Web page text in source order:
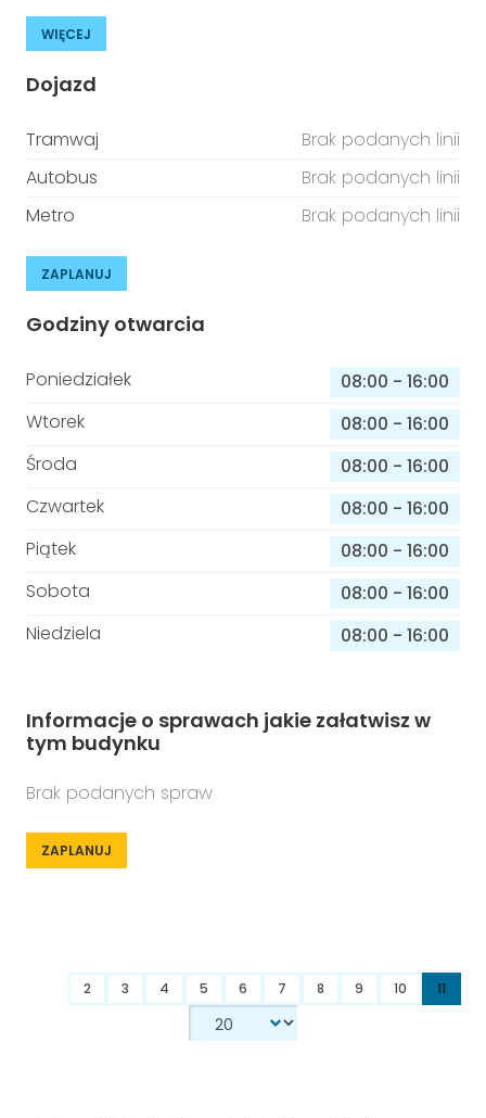
WIĘCEJ
Dojazd
Tramwaj
Brak podanych linii
Autobus
Brak podanych linii
Metro
Brak podanych linii
ZAPLANUJ
Godziny otwarcia
Poniedziałek 08:00 - 16:00
Wtorek
08:00 - 16:00
Środa
08:00 - 16:00
Czwartek
08:00 - 16:00
Piątek
08:00 - 16:00
Sobota
08:00 - 16:00
Niedziela
08:00 - 16:00
Informacje o sprawach jakie załatwisz w
tym budynku
Brak podanych spraw
ZAPLANUJ
2 3 4 5 6 7 8 9 10 11